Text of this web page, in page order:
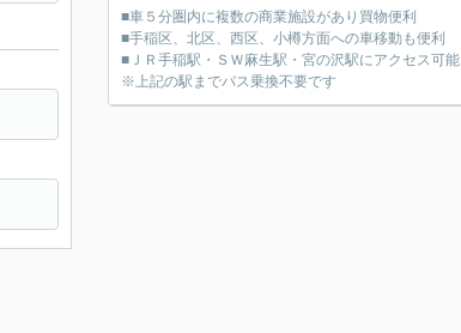
■車５分圏内に複数の商業施設があり買物便利
■手稲区、北区、西区、小樽方面への車移動も便利
■ＪＲ手稲駅・ＳＷ麻生駅・宮の沢駅にアクセス可能
※上記の駅までバス乗換不要です